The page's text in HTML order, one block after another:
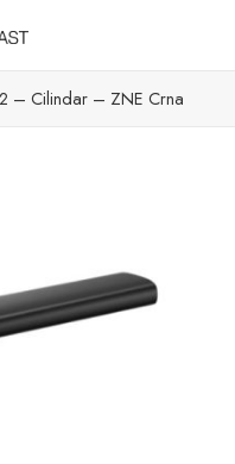
– Cilindar – ZNE Crna